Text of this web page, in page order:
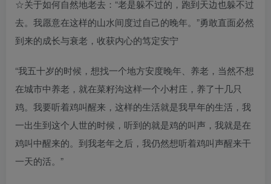
☆关于如何自然地老去：“老是躲不过的，跑到天边也躲不过
去。我愿意在这样的山水间度过自己的晚年。”勇敢直面必然
到来的成长与衰老，收获内心的笃定安宁
“我五十岁的时候，想找一个地方安度晚年、养老，当然不想
在城市中养老，就在菜籽沟这样一个小村庄，养了十几只
鸡。我要听着鸡叫醒来，这样的生活就是我早年的生活，我
一出生到这个人世的时候，听到的就是鸡的叫声，我就是在
鸡叫中醒来的。到我老年之后，我仍然想听着鸡叫声醒来干
一天的活。”